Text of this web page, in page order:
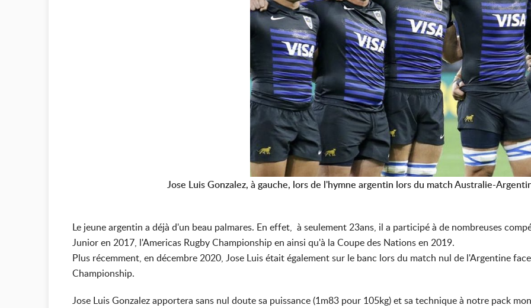
Jose Luis Gonzalez, à gauche, lors de l'hymne argentin lors du match Australie-
Le jeune argentin a déjà d'un beau palmares. En effet, à seulement 23ans, il a participé à de nombreuses
Junior en 2017, l'Americas Rugby Championship en ainsi qu'à la Coupe des Nations en 2019.
Plus récemment, en décembre 2020, Jose Luis était également sur le banc lors du match nul de l'Argentine
Championship.
Jose Luis Gonzalez apportera sans nul doute sa puissance (1m83 pour 105kg) et sa technique à notre pack